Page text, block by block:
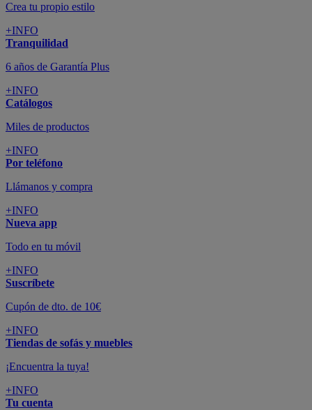
Crea tu propio estilo
+INFO
Tranquilidad
6 años de Garantía Plus
+INFO
Catálogos
Miles de productos
+INFO
Por teléfono
Llámanos y compra
+INFO
Nueva app
Todo en tu móvil
+INFO
Suscríbete
Cupón de dto. de 10€
+INFO
Tiendas de sofás y muebles
¡Encuentra la tuya!
+INFO
Tu cuenta